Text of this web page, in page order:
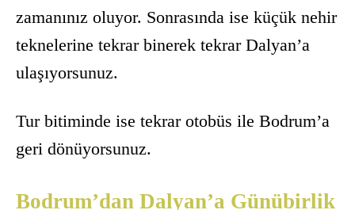
zamanınız oluyor. Sonrasında ise küçük nehir
teknelerine tekrar binerek tekrar Dalyan’a
ulaşıyorsunuz.
Tur bitiminde ise tekrar otobüs ile Bodrum’a
geri dönüyorsunuz.
Bodrum’dan Dalyan’a Günübirlik